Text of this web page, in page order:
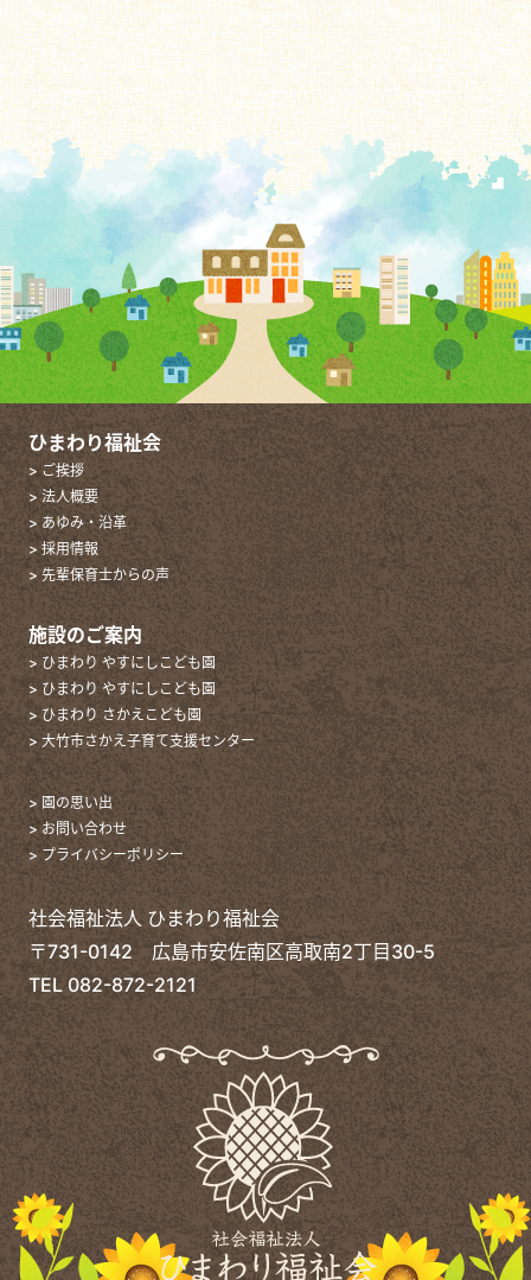
ひまわり福祉会
> ご挨拶
> 法人概要
> あゆみ・沿革
> 採用情報
> 先輩保育士からの声
施設のご案内
> ひまわり やすにしこども園
> ひまわり やすにしこども園
> ひまわり さかえこども園
> 大竹市さかえ子育て支援センター
> 園の思い出
> お問い合わせ
> プライバシーポリシー
社会福祉法人 ひまわり福祉会
〒731-0142 広島市安佐南区高取南2丁目30-5
TEL 082-872-2121